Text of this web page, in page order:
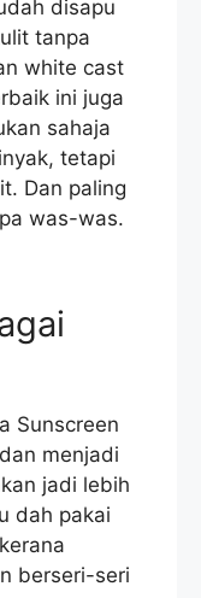
disapu
tanpa
white cast
ini juga
sahaja
tetapi
Dan paling
was-was.
Sunscreen
menjadi
jadi lebih
dah pakai
berseri-seri